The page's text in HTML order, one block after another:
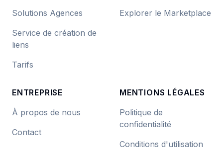
Solutions Agences
Service de création de
liens
Tarifs
Explorer le Marketplace
ENTREPRISE
À propos de nous
Contact
MENTIONS LÉGALES
Politique de
confidentialité
Conditions d'utilisation